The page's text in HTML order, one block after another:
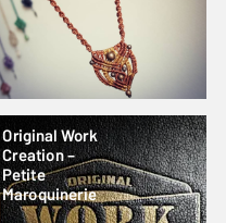
Original Work
Creation –
Petite
Maroquinerie